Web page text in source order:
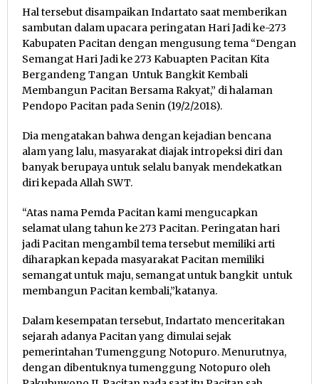
Hal tersebut disampaikan Indartato saat memberikan
sambutan dalam upacara peringatan Hari Jadi ke-273
Kabupaten Pacitan dengan mengusung tema “Dengan
Semangat Hari Jadi ke 273 Kabuapten Pacitan Kita
Bergandeng Tangan Untuk Bangkit Kembali
Membangun Pacitan Bersama Rakyat,” di halaman
Pendopo Pacitan pada Senin (19/2/2018).
Dia mengatakan bahwa dengan kejadian bencana
alam yang lalu, masyarakat diajak intropeksi diri dan
banyak berupaya untuk selalu banyak mendekatkan
diri kepada Allah SWT.
“Atas nama Pemda Pacitan kami mengucapkan
selamat ulang tahun ke 273 Pacitan. Peringatan hari
jadi Pacitan mengambil tema tersebut memiliki arti
diharapkan kepada masyarakat Pacitan memiliki
semangat untuk maju, semangat untuk bangkit untuk
membangun Pacitan kembali,”katanya.
Dalam kesempatan tersebut, Indartato menceritakan
sejarah adanya Pacitan yang dimulai sejak
pemerintahan Tumenggung Notopuro. Menurutnya,
dengan dibentuknya tumenggung Notopuro oleh